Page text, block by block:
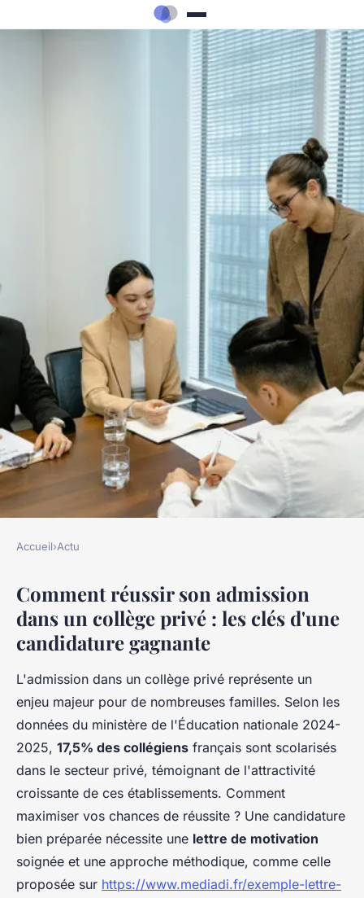
Comment rédiger une lettre
persuasive pour intégrer un
collège privé ?
Camille•20 novembre 2025•7 min de lecture
Accueil›Actu
Comment réussir son admission
dans un collège privé : les clés d'une
candidature gagnante
L'admission dans un collège privé représente un
enjeu majeur pour de nombreuses familles. Selon les
données du ministère de l'Éducation nationale 2024-
2025, 17,5% des collégiens français sont scolarisés
dans le secteur privé, témoignant de l'attractivité
croissante de ces établissements. Comment
maximiser vos chances de réussite ? Une candidature
bien préparée nécessite une lettre de motivation
soignée et une approche méthodique, comme celle
proposée sur https://www.mediadi.fr/exemple-lettre-